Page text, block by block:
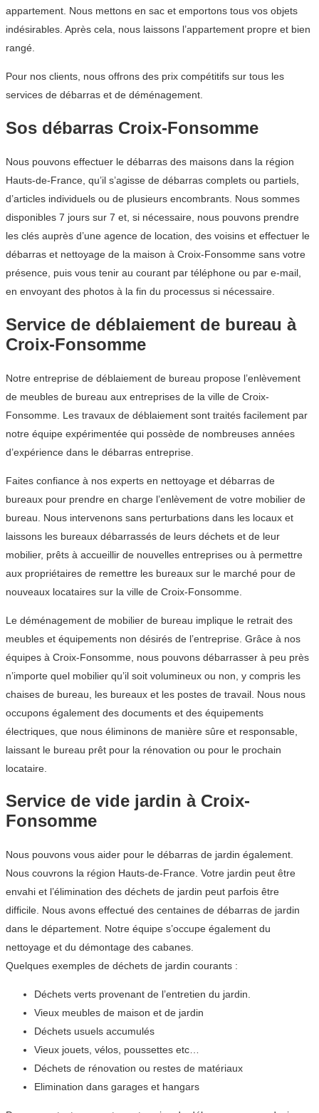
appartement. Nous mettons en sac et emportons tous vos objets
indésirables. Après cela, nous laissons l’appartement propre et bien
rangé.
Pour nos clients, nous offrons des prix compétitifs sur tous les
services de débarras et de déménagement.
Sos débarras Croix-Fonsomme
Nous pouvons effectuer le débarras des maisons dans la région
Hauts-de-France, qu’il s’agisse de débarras complets ou partiels,
d’articles individuels ou de plusieurs encombrants. Nous sommes
disponibles 7 jours sur 7 et, si nécessaire, nous pouvons prendre
les clés auprès d’une agence de location, des voisins et effectuer le
débarras et nettoyage de la maison à Croix-Fonsomme sans votre
présence, puis vous tenir au courant par téléphone ou par e-mail,
en envoyant des photos à la fin du processus si nécessaire.
Service de déblaiement de bureau à
Croix-Fonsomme
Notre entreprise de déblaiement de bureau propose l’enlèvement
de meubles de bureau aux entreprises de la ville de Croix-
Fonsomme. Les travaux de déblaiement sont traités facilement par
notre équipe expérimentée qui possède de nombreuses années
d’expérience dans le débarras entreprise.
Faites confiance à nos experts en nettoyage et débarras de
bureaux pour prendre en charge l’enlèvement de votre mobilier de
bureau. Nous intervenons sans perturbations dans les locaux et
laissons les bureaux débarrassés de leurs déchets et de leur
mobilier, prêts à accueillir de nouvelles entreprises ou à permettre
aux propriétaires de remettre les bureaux sur le marché pour de
nouveaux locataires sur la ville de Croix-Fonsomme.
Le déménagement de mobilier de bureau implique le retrait des
meubles et équipements non désirés de l’entreprise. Grâce à nos
équipes à Croix-Fonsomme, nous pouvons débarrasser à peu près
n’importe quel mobilier qu’il soit volumineux ou non, y compris les
chaises de bureau, les bureaux et les postes de travail. Nous nous
occupons également des documents et des équipements
électriques, que nous éliminons de manière sûre et responsable,
laissant le bureau prêt pour la rénovation ou pour le prochain
locataire.
Service de vide jardin à Croix-
Fonsomme
Nous pouvons vous aider pour le débarras de jardin également.
Nous couvrons la région Hauts-de-France. Votre jardin peut être
envahi et l’élimination des déchets de jardin peut parfois être
difficile. Nous avons effectué des centaines de débarras de jardin
dans le département. Notre équipe s’occupe également du
nettoyage et du démontage des cabanes.
Quelques exemples de déchets de jardin courants :
Déchets verts provenant de l’entretien du jardin.
Vieux meubles de maison et de jardin
Déchets usuels accumulés
Vieux jouets, vélos, poussettes etc…
Déchets de rénovation ou restes de matériaux
Elimination dans garages et hangars